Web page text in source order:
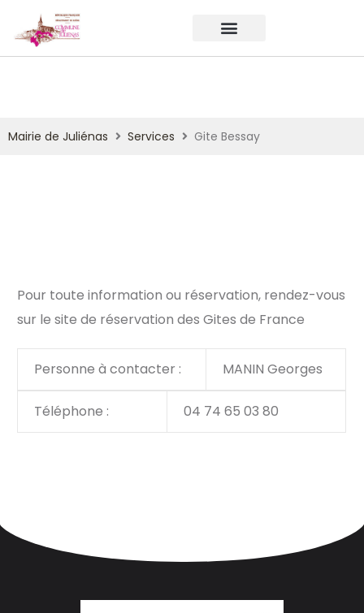
Mairie de Juliénas Services Gite Bessay
Pour toute information ou réservation, rendez-vous
sur le site de réservation des Gites de France
Personne à contacter : MANIN Georges
Téléphone : 04 74 65 03 80